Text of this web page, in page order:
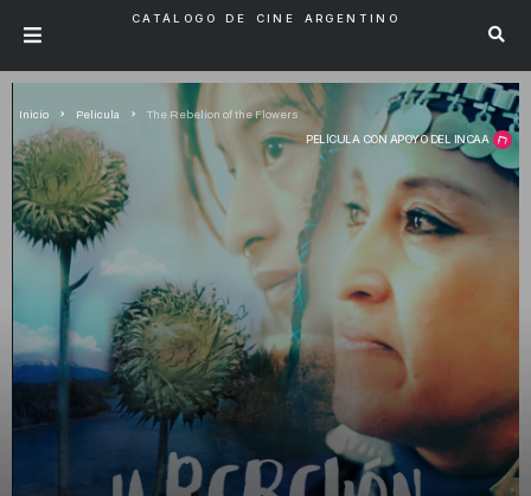
CATÁLOGO DE CINE ARGENTINO
PELÍCULA CON APOYO DEL INCAA
Inicio Pelicula The Rebelion of the Flowers